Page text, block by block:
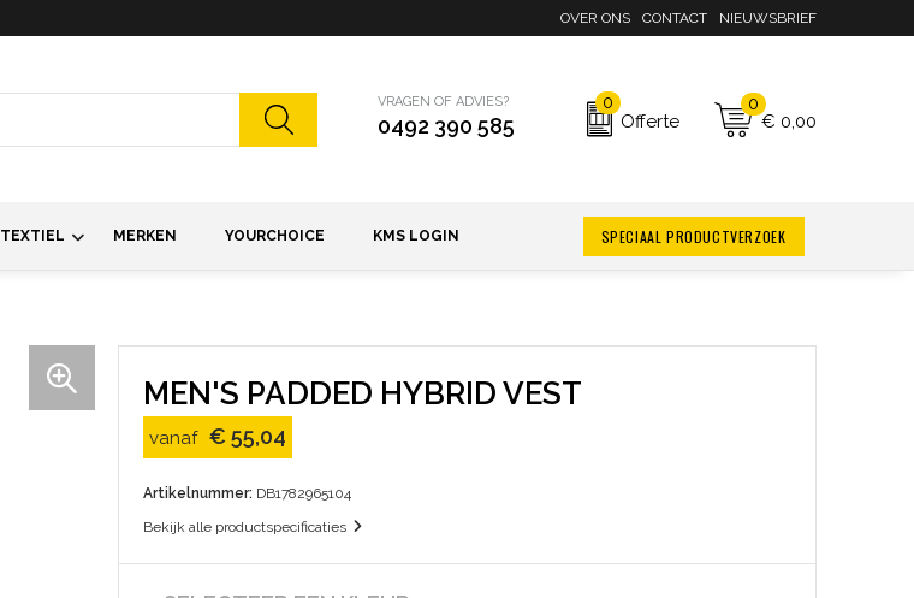
OVER ONS CONTACT NIEUWSBRIEF
VRAGEN OF ADVIES?
0492 390 585
0
Offerte
0
€ 0,00
TEXTIEL MERKEN YOURCHOICE KMS LOGIN SPECIAAL PRODUCTVERZOEK
MEN'S PADDED HYBRID VEST
vanaf € 55,04
Artikelnummer: DB1782965104
Bekijk alle productspecificaties